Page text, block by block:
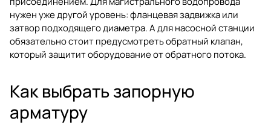
нужен уже другой уровень: фланцевая задвижка или
затвор подходящего диаметра. А для насосной станции
обязательно стоит предусмотреть обратный клапан,
который защитит оборудование от обратного потока.
Как выбрать запорную
арматуру